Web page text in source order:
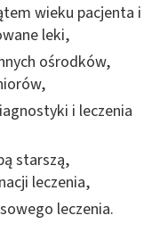
wieku pacjenta i
leki,
ośrodków,
i leczenia
starszą,
leczenia,
leczenia.